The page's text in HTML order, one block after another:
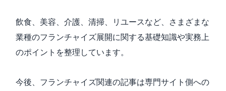
飲食、美容、介護、清掃、リユースなど、さまざまな
業種のフランチャイズ展開に関する基礎知識や実務上
のポイントを整理しています。
今後、フランチャイズ関連の記事は専門サイト側への